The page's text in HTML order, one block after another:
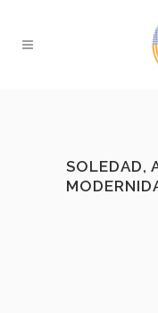
SOLEDAD,